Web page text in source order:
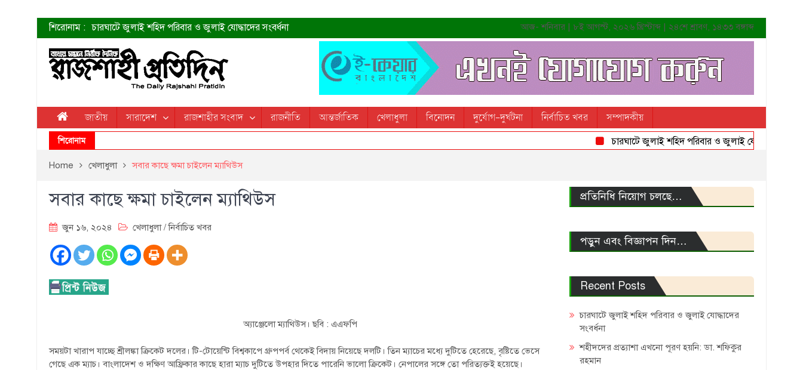
শিরোনাম : চারঘাটে জুলাই শহিদ পরিবার ও জুলাই যোদ্ধাদের সংবর্ধনা
শহীদদের প্রত্যাশা এখনো পূরণ হয়নি: ডা. শফিকুর রহমান
ত্বক ভালো রাখতে যে ৫ কাজ করবেন
জুলাই স্মৃতি জাদুঘরের দুয়ার খুলেছে উদ্বোধন করলেন প্রধানমন্ত্রী
শাহরুখের নতুন সিনেমার লুক
কোয়ার্টার ফাইনালে নেইমারের দুর্দান্ত অ্যাসিস্টে সান্তোস
ডেনিস লিয়ামিন রাশিয়ার ড্রোন বাহিনীর প্রধান হলেন
জুলাই শহিদদের আত্মত্যাগ জাতি চিরকাল শ্রদ্ধার সাথে স্মরণ করবে: ভূমিমন্ত্রী
আজ- শনিবার | ৮ই আগস্ট, ২০২৬ খ্রিস্টাব্দ | ২৪শে শ্রাবণ, ১৪৩৩ বঙ্গাব্দ
জাতীয় সারাদেশ রাজশাহীর সংবাদ রাজনীতি আন্তর্জাতিক খেলাধুলা বিনোদন দুর্যোগ-দুর্ঘটনা নির্বাচিত খবর সম্পাদকীয়
শিরোনাম চারঘাটে জুলাই শহিদ পরিবার ও জুলাই যোদ্ধাদের সংবর্ধনা
Home খেলাধুলা সবার কাছে ক্ষমা চাইলেন ম্যাথিউস
সবার কাছে ক্ষমা চাইলেন ম্যাথিউস
জুন ১৬, ২০২৪ খেলাধুলা/নির্বাচিত খবর
অ্যাঞ্জেলো ম্যাথিউস। ছবি : এএফপি
সময়টা খারাপ যাচ্ছে শ্রীলঙ্কা ক্রিকেট দলের। টি-টোয়েন্টি বিশ্বকাপে গ্রুপপর্ব থেকেই বিদায় নিয়েছে দলটি। তিন ম্যাচের মধ্যে দুটিতে হেরেছে, বৃষ্টিতে ভেসে
গেছে এক ম্যাচ। বাংলাদেশ ও দক্ষিণ আফ্রিকার কাছে হারা ম্যাচ দুটিতে উপহার দিতে পারেনি ভালো ক্রিকেট। নেপালের সঙ্গে তো পরিত্যক্তই হয়েছে।
প্রতিনিধি নিয়োগ চলছে…
পড়ুন এবং বিজ্ঞাপন দিন…
Recent Posts
চারঘাটে জুলাই শহিদ পরিবার ও জুলাই যোদ্ধাদের
সংবর্ধনা
শহীদদের প্রত্যাশা এখনো পূরণ হয়নি: ডা. শফিকুর
রহমান